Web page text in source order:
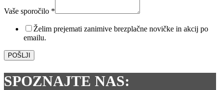
Vaše sporočilo *
Želim prejemati zanimive brezplačne novičke in akcij po
emailu.
POŠLJI
SPOZNAJTE NAS: